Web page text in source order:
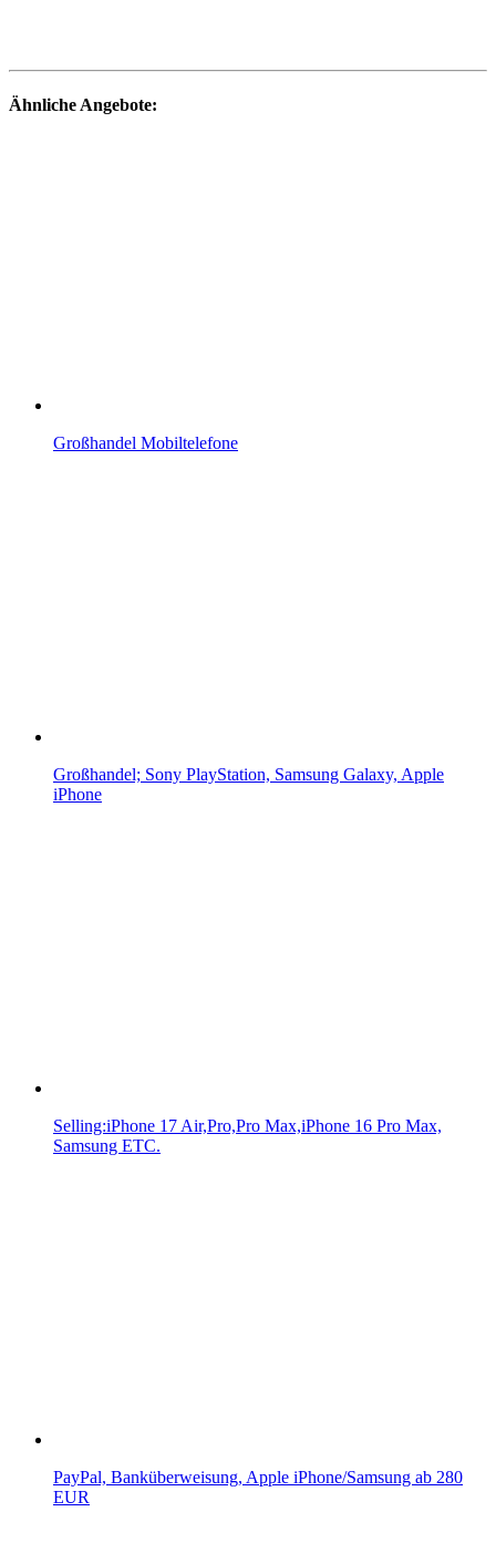
Ähnliche Angebote:
Großhandel Mobiltelefone
Großhandel; Sony PlayStation, Samsung Galaxy, Apple
iPhone
Selling:iPhone 17 Air,Pro,Pro Max,iPhone 16 Pro Max,
Samsung ETC.
PayPal, Banküberweisung, Apple iPhone/Samsung ab 280
EUR